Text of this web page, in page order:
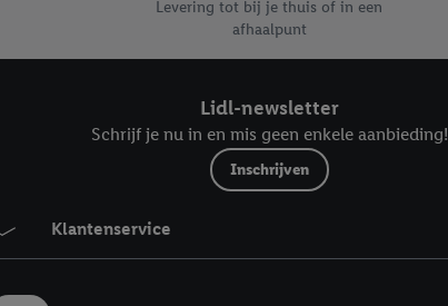
Levering tot bij je thuis of in een
afhaalpunt
Lidl-newsletter
Schrijf je nu in en mis geen enkele aanbieding!
Inschrijven
Klantenservice